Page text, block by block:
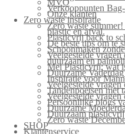
MVO
Verkooppunten
Onze klanten
Zero waste inspiratie
Zero waste
plastic en afval.
Plasticvrij back to
De beste tips om te
Schoonmaken
Veelgestelde
duurzaam en
Mei Plasticvrij: wat
Duurzame
Inspiratie voor
Veelgestelde
Tandenpoetsen met
Veelgestelde
Persoonlijke blogs
Duurzame
Duurzaam
Zero waste
SHOP
Klantenservice